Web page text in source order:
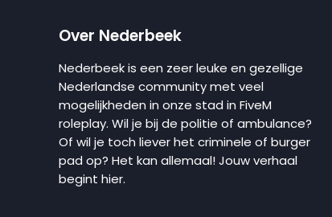
Over Nederbeek
Nederbeek is een zeer leuke en gezellige
Nederlandse community met veel
mogelijkheden in onze stad in FiveM
roleplay. Wil je bij de politie of ambulance?
Of wil je toch liever het criminele of burger
pad op? Het kan allemaal! Jouw verhaal
begint hier.